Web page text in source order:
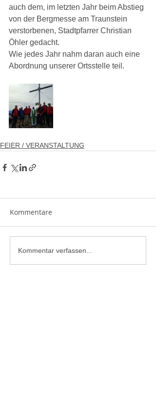
auch dem, im letzten Jahr beim Abstieg
von der Bergmesse am Traunstein
verstorbenen, Stadtpfarrer Christian
Öhler gedacht.
Wie jedes Jahr nahm daran auch eine
Abordnung unserer Ortsstelle teil.
FEIER / VERANSTALTUNG
Kommentare
Kommentar verfassen...